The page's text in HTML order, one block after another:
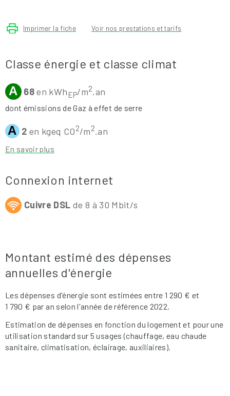
Imprimer la fiche Voir nos prestations et tarifs
Classe énergie et classe climat
A 68en kWh EP/m2.an
dont émissions de Gaz à effet de serre
A 2 en kgeq CO2/m2.an
En savoir plus
Connexion internet
Cuivre DSL de 8 à 30 Mbit/s
Montant estimé des dépenses
annuelles d'énergie
Les dépenses d'énergie sont estimées entre 1 290 € et
1 790 € par an selon l'année de référence 2022.
Estimation de dépenses en fonction du logement et pour une
utilisation standard sur 5 usages (chauffage, eau chaude
sanitaire, climatisation, éclairage, auxiliaires).